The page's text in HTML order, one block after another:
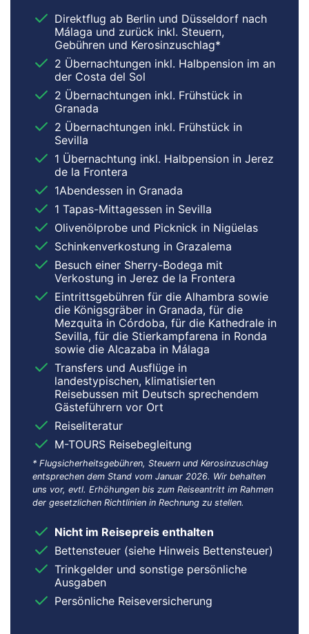
Direktflug ab Berlin und Düsseldorf nach
Málaga und zurück inkl. Steuern,
Gebühren und Kerosinzuschlag*
2 Übernachtungen inkl. Halbpension im an
der Costa del Sol
2 Übernachtungen inkl. Frühstück in
Granada
2 Übernachtungen inkl. Frühstück in
Sevilla
1 Übernachtung inkl. Halbpension in Jerez
de la Frontera
1Abendessen in Granada
1 Tapas-Mittagessen in Sevilla
Olivenölprobe und Picknick in Nigüelas
Schinkenverkostung in Grazalema
Besuch einer Sherry-Bodega mit
Verkostung in Jerez de la Frontera
Eintrittsgebühren für die Alhambra sowie
die Königsgräber in Granada, für die
Mezquita in Córdoba, für die Kathedrale in
Sevilla, für die Stierkampfarena in Ronda
sowie die Alcazaba in Málaga
Transfers und Ausflüge in
landestypischen, klimatisierten
Reisebussen mit Deutsch sprechendem
Gästeführern vor Ort
Reiseliteratur
M-TOURS Reisebegleitung
* Flugsicherheitsgebühren, Steuern und Kerosinzuschlag
entsprechen dem Stand vom Januar 2026. Wir behalten
uns vor, evtl. Erhöhungen bis zum Reiseantritt im Rahmen
der gesetzlichen Richtlinien in Rechnung zu stellen.
Nicht im Reisepreis enthalten
Bettensteuer (siehe Hinweis Bettensteuer)
Trinkgelder und sonstige persönliche
Ausgaben
Persönliche Reiseversicherung